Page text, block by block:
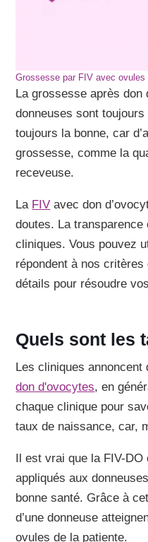
Grossesse par FIV avec ovules
La grossesse après don
donneuses sont
toujours la bonne, car
grossesse, comme la
receveuse.
La FIV avec don
doutes. La
cliniques. Vous pouvez
répondent à nos
détails pour résoudre
Quels sont les
Les cliniques
don d'ovocytes, en
chaque clinique pour
taux de naissance, car,
Il est vrai que la FIV-
appliqués aux
bonne santé. Grâce à
d’une donneuse
ovules de la patiente.